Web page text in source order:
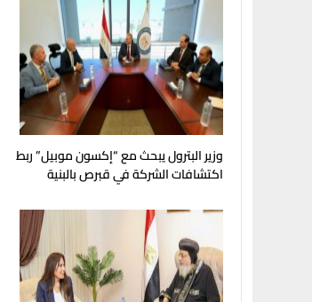
وزير البترول يبحث مع “إكسون موبيل” ربط
اكتشافات الشركة في قبرص بالبنية